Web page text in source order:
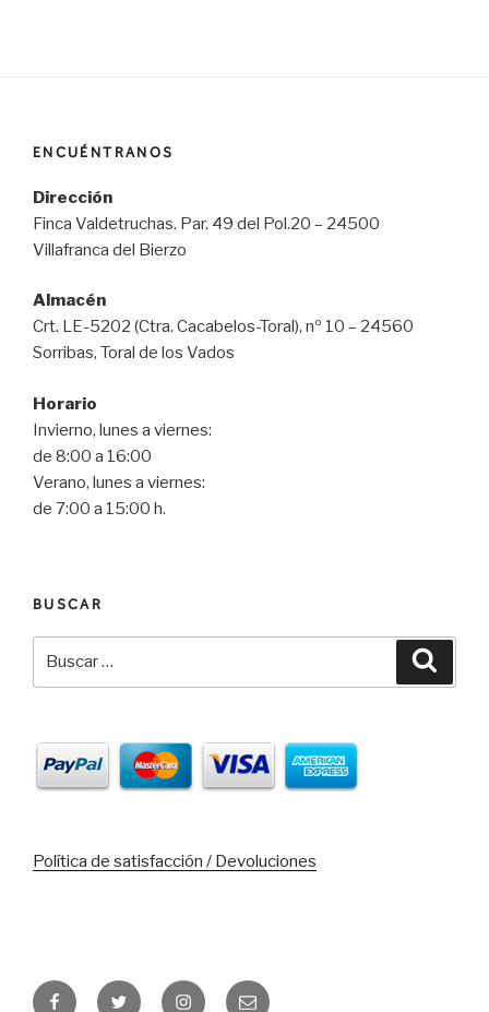
ENCUÉNTRANOS
Dirección
Finca Valdetruchas. Par. 49 del Pol.20 – 24500
Villafranca del Bierzo
Almacén
Crt. LE-5202 (Ctra. Cacabelos-Toral), nº 10 – 24560
Sorribas, Toral de los Vados
Horario
Invierno, lunes a viernes:
de 8:00 a 16:00
Verano, lunes a viernes:
de 7:00 a 15:00 h.
BUSCAR
Política de satisfacción / Devoluciones
FacebookTwitter InstagramCorreo